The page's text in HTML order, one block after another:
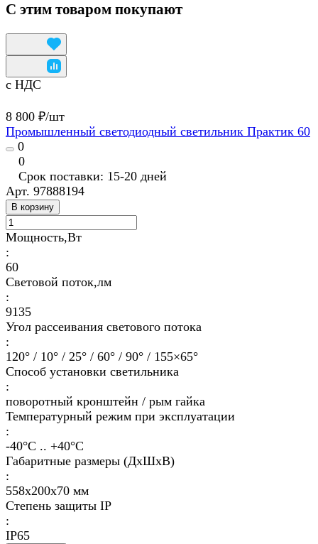
С этим товаром покупают
с НДС
8 800 ₽/шт
Промышленный светодиодный светильник Практик 60
0
0
Срок поставки: 15-20 дней
Арт. 97888194
В корзину
Мощность,Вт
:
60
Световой поток,лм
:
9135
Угол рассеивания светового потока
:
120° / 10° / 25° / 60° / 90° / 155×65°
Способ установки светильника
:
поворотный кронштейн / рым гайка
Температурный режим при эксплуатации
:
-40°С .. +40°C
Габаритные размеры (ДхШхВ)
:
558х200х70 мм
Степень защиты IP
:
IP65